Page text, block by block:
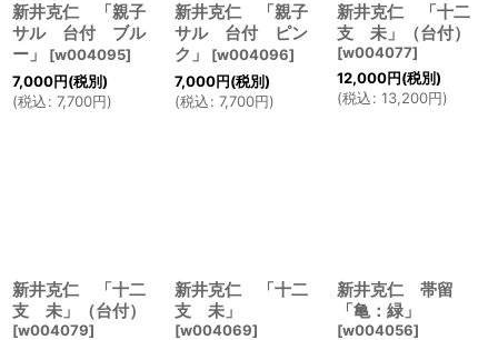
新井克仁 「親子
サル 台付 ブル
ー」
[w004095]
7,000円(税別)
(税込: 7,700円)
新井克仁 「親子
サル 台付 ピン
ク」
[w004096]
7,000円(税別)
(税込: 7,700円)
新井克仁 「十二
支 未」（台付）
[w004077]
12,000円(税別)
(税込: 13,200円)
新井克仁 「十二
支 未」（台付）
[w004079]
新井克仁 「十二
支 未」
[w004069]
新井克仁 帯留
「亀：緑」
[w004056]